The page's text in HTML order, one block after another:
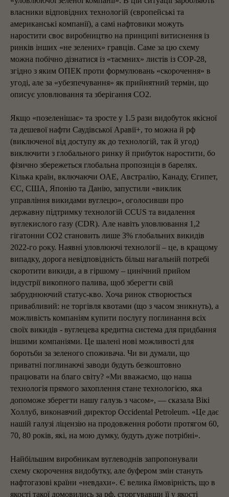
власники відповідних технологій (європейські та
американські компанії), а самі нафтовики можуть
наростити своє виробництво на принципі витиснення із
ринків інших «не зелених» гравців. Саме за цю схему
можна побічно дізнатися із «таємних» листів із COP-28,
згідно з яким ОПЕК проти формулювань «скорочення» в
угоді, але за «убезпечування» як прийнятний термін, що
описує уловлювання та зберігання CO2.
Якщо «позеленішає» та зросте у 1.5 рази видобуток якісної
та дешевої нафти Саудівської Аравії+, то можна й рф
(виключеної від доступу як до технологій, так й угод)
виключити з глобального ринку й прибуток наростити, бо
фізично збережеться глобальна пропозиція в барелях.
Кілька країн, включаючи ОАЕ, Австралію, Канаду, Єгипет,
ЄС, США, Японію та Данію, запустили «виклик
управління викидами вуглецю», оголосивши про
державну підтримку технологій CCUS та видалення
вуглекислого газу (CDR). Але навіть уловлювання 1,2
гігатонни CO2 становить лише 3% глобальних викидів
2022-го року. Наявні уловлюючі технології – це, в кращому
випадку, дорога невідповідність більш нагальній потребі
скоротити викиди, а в гіршому – цинічний прийом
індустрії викопного палива, щоб зберегти свій
забруднюючий статус-кво. Хоча ринок створюється
привабливий: не торгівля квотами (що з часом зникнуть), а
можливість компаніям купити послугу поглинання всіх
своїх викидів - вуглецева кредитна система для придбання
іншими компаніями. Це шалені нові можливості для
боротьби за зеленого споживача. Чи ви думали, що
приватні поглинаючі заводи будуть безкоштовно
працювати на благо світу? «Ми вважаємо, що наша
технологія прямого захоплення стане технологією, яка
допоможе зберегти нашу галузь з часом», — сказала Вікі
Холлуб, виконавчий директор Occidental Petroleum. «Це дає
нашій галузі ліцензію на продовження роботи протягом 60,
70, 80 років, які, на мою думку, будуть дуже потрібні».
Найбільшим виробникам вуглеводнів запропонували
схему скорочення видобутку, але буфером змін стануть
нафтогазові країни «невдахи». Є велика ймовірність, що в
якості такої домовились за рф, сторгувавши її у якості